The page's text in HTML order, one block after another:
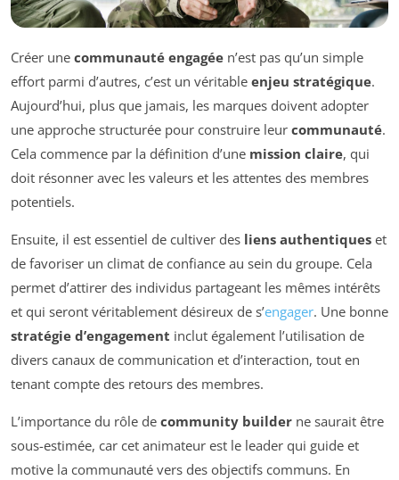
Créer une communauté engagée n’est pas qu’un simple
effort parmi d’autres, c’est un véritable enjeu stratégique.
Aujourd’hui, plus que jamais, les marques doivent adopter
une approche structurée pour construire leur communauté.
Cela commence par la définition d’une mission claire, qui
doit résonner avec les valeurs et les attentes des membres
potentiels.
Ensuite, il est essentiel de cultiver des liens authentiques et
de favoriser un climat de confiance au sein du groupe. Cela
permet d’attirer des individus partageant les mêmes intérêts
et qui seront véritablement désireux de s’engager. Une bonne
stratégie d’engagement inclut également l’utilisation de
divers canaux de communication et d’interaction, tout en
tenant compte des retours des membres.
L’importance du rôle de community builder ne saurait être
sous-estimée, car cet animateur est le leader qui guide et
motive la communauté vers des objectifs communs. En